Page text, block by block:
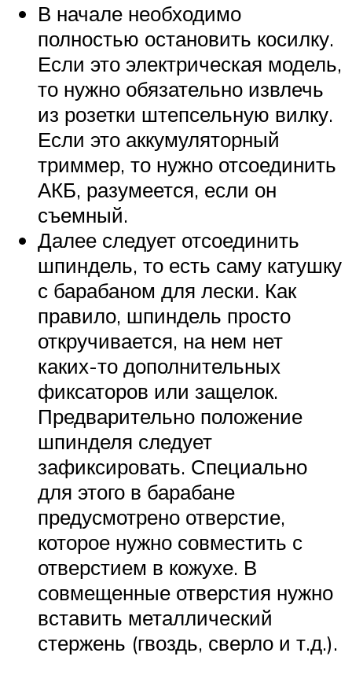
В начале необходимо
полностью остановить косилку.
Если это электрическая модель,
то нужно обязательно извлечь
из розетки штепсельную вилку.
Если это аккумуляторный
триммер, то нужно отсоединить
АКБ, разумеется, если он
съемный.
Далее следует отсоединить
шпиндель, то есть саму катушку
с барабаном для лески. Как
правило, шпиндель просто
откручивается, на нем нет
каких-то дополнительных
фиксаторов или защелок.
Предварительно положение
шпинделя следует
зафиксировать. Специально
для этого в барабане
предусмотрено отверстие,
которое нужно совместить с
отверстием в кожухе. В
совмещенные отверстия нужно
вставить металлический
стержень (гвоздь, сверло и т.д.).